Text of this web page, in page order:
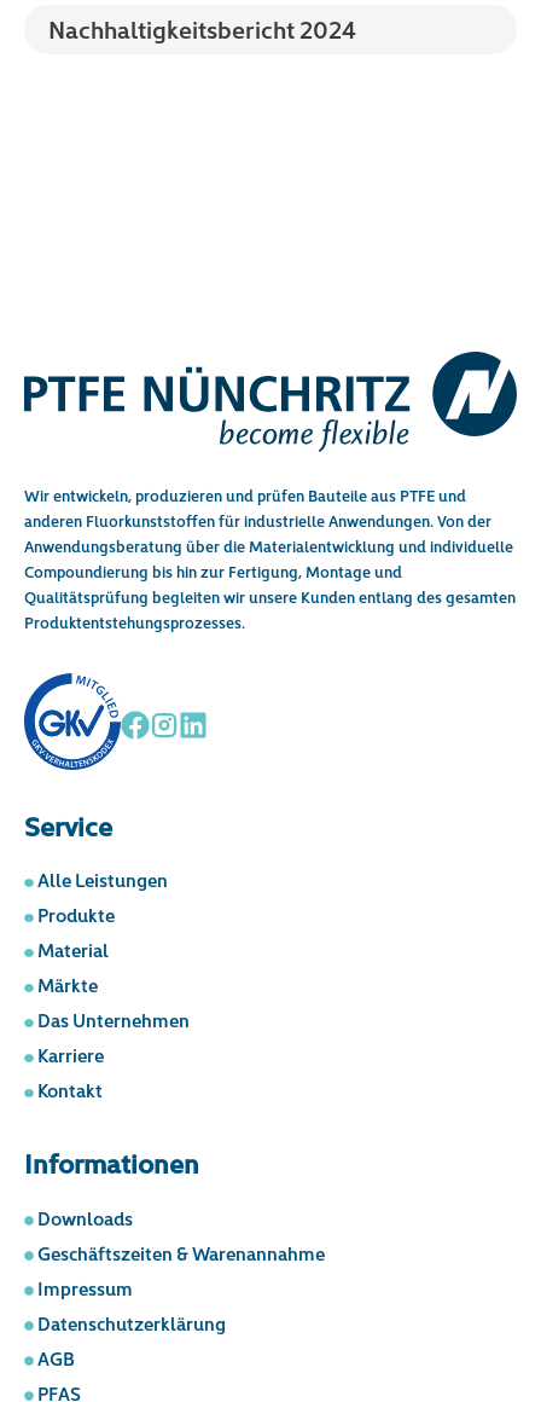
Nachhaltigkeitsbericht 2024
Wir entwickeln, produzieren und prüfen Bauteile aus PTFE und
anderen Fluorkunststoffen für industrielle Anwendungen. Von der
Anwendungsberatung über die Materialentwicklung und individuelle
Compoundierung bis hin zur Fertigung, Montage und
Qualitätsprüfung begleiten wir unsere Kunden entlang des gesamten
Produktentstehungsprozesses.
Service
Alle Leistungen
Produkte
Material
Märkte
Das Unternehmen
Karriere
Kontakt
Informationen
Downloads
Geschäftszeiten & Warenannahme
Impressum
Datenschutzerklärung
AGB
PFAS